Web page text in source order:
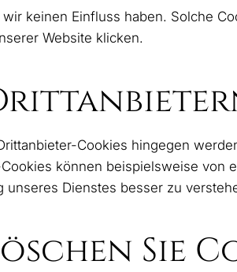
keinen Einfluss haben. Solche
Website klicken.
Cookies hingegen
können beispielsweise von
Dienstes besser zu
Sie